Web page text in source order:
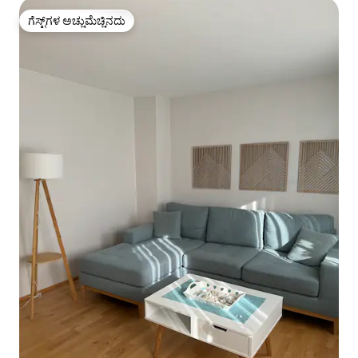
ಗೆಸ್ಟ್‌ಗಳ ಅಚ್ಚುಮೆಚ್ಚಿನದು
ಗೆಸ್ಟ್‌ಗಳ ಅಚ್ಚುಮೆಚ್ಚಿನದು